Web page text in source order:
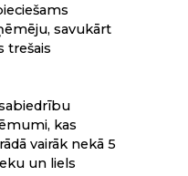
savukārt
trešais
kas
vairāk nekā 5
un liels